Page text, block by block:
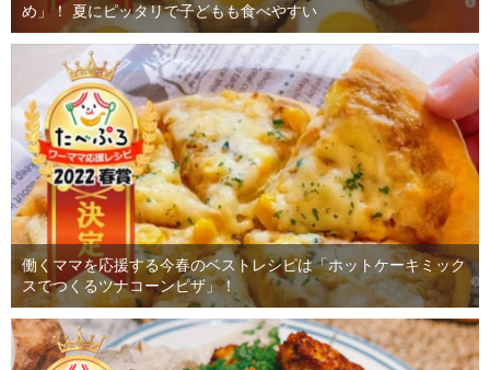
め」！ 夏にピッタリで子どもも食べやすい
働くママを応援する今春のベストレシピは「ホットケーキミック
スでつくるツナコーンピザ」！